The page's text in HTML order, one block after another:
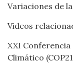
Variaciones de
Videos
XXI
Climático